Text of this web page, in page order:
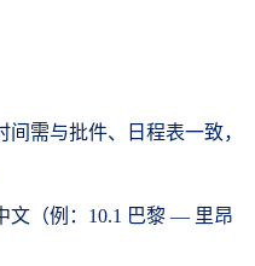
间需与批件、日程表一致，
文（例：10.1 巴黎 — 里昂